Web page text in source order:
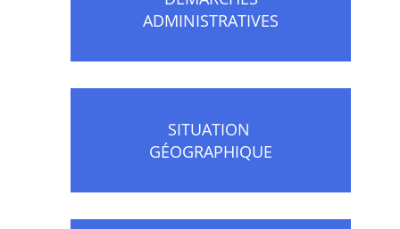
ADMINISTRATIVES
SITUATION
GÉOGRAPHIQUE